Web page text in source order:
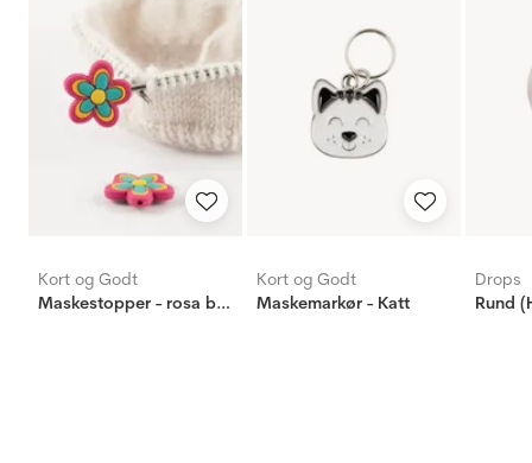
Kort og Godt
Maskestopper - rosa blomst
Kort og Godt
Maskemarkør - Katt
Drops
Rund